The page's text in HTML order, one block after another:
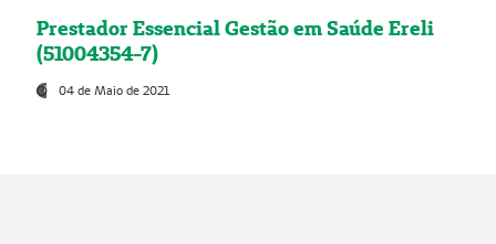
Prestador Essencial Gestão em Saúde Ereli
(51004354-7)
04 de Maio de 2021